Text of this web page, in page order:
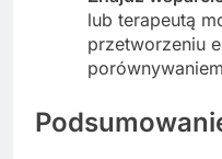
lub terapeutą
przetworzeniu